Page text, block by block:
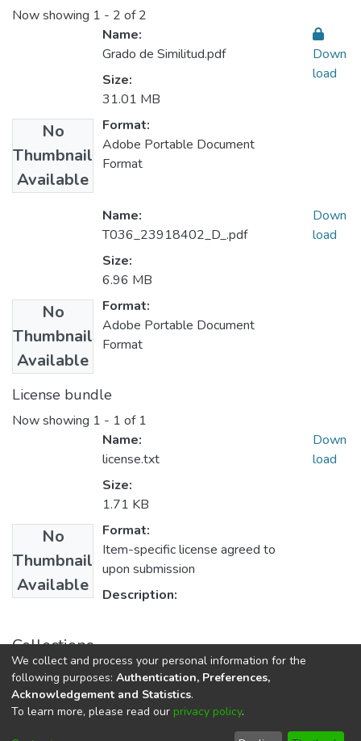
Now showing 1 - 2 of 2
No
Thumbnail
Available
Name:
Grado de Similitud.pdf
Size:
31.01 MB
Format:
Adobe Portable Document
Format
Down
load
No
Thumbnail
Available
Name:
T036_23918402_D_.pdf
Size:
6.96 MB
Format:
Adobe Portable Document
Format
Down
load
License bundle
Now showing 1 - 1 of 1
No
Thumbnail
Available
Name:
license.txt
Size:
1.71 KB
Format:
Item-specific license agreed to
upon submission
Description:
Down
load
Collections
Doctorado en Educación
DSpace softwarecopyright © 2002-2026
We collect and process your personal information for the
following purposes: Authentication, Preferences,
Acknowledgement and Statistics.
To learn more, please read our privacy policy.